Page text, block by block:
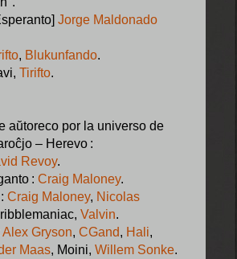
Jorge Maldonado
, Blukunfando.
Tirifto.
aŭtoreco por la universo de
– Herevo :
Revoy.
: Craig Maloney.
Craig Maloney, Nicolas
Valvin.
Alex Gryson, CGand, Hali,
Maas, Moini, Willem Sonke.